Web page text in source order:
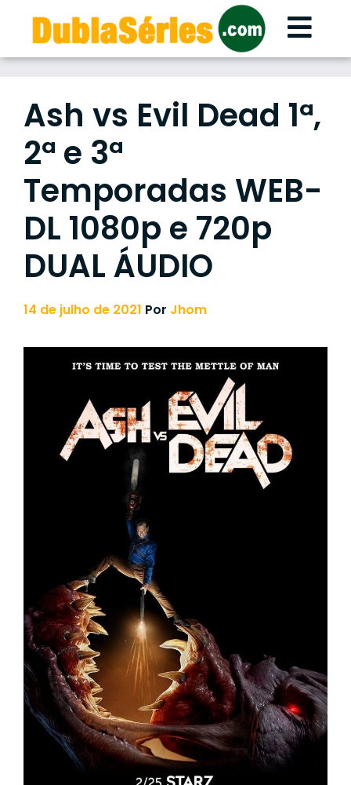
content
Ash vs Evil Dead 1ª,
2ª e 3ª
Temporadas WEB-
DL 1080p e 720p
DUAL ÁUDIO
14 de julho de 2021 Por Jhom